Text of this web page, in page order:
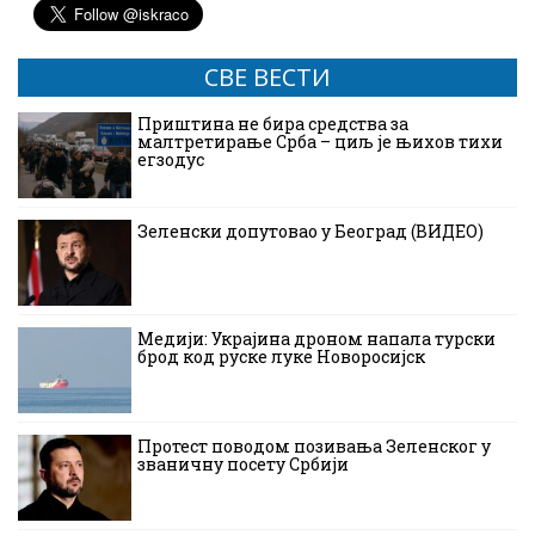
СВЕ ВЕСТИ
Приштина не бира средства за
малтретирање Срба – циљ је њихов тихи
егзодус
Зеленски допутовао у Београд (ВИДЕО)
Медији: Украјина дроном напала турски
брод код руске луке Новоросијск
Протест поводом позивања Зеленског у
званичну посету Србији